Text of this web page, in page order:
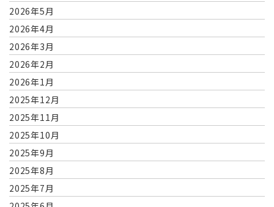
2026年5月
2026年4月
2026年3月
2026年2月
2026年1月
2025年12月
2025年11月
2025年10月
2025年9月
2025年8月
2025年7月